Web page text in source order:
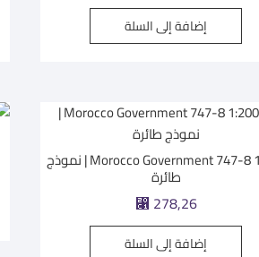
إضافة إلى السلة
Morocco Government 747-8 1:200 | نموذج
طائرة
⃁ 278,26
إضافة إلى السلة